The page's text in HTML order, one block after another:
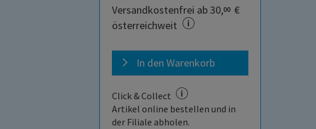
Versandkostenfrei ab 30,00 €
österreichweit
In den Warenkorb
Click & Collect
Artikel online bestellen und in
der Filiale abholen.